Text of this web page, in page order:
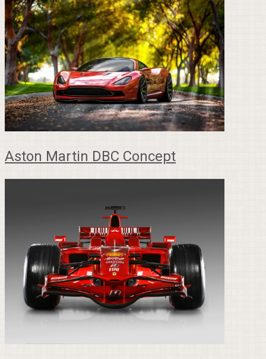
Aston Martin DBC Concept